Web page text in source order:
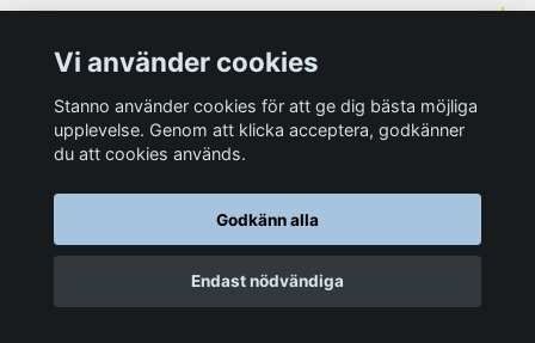
© 2026 Teamsales store - Sportprodukter till ett bra pris
Vi använder cookies
Stanno använder cookies för att ge dig bästa möjliga
upplevelse. Genom att klicka acceptera, godkänner
du att cookies används.
Godkänn alla
Endast nödvändiga